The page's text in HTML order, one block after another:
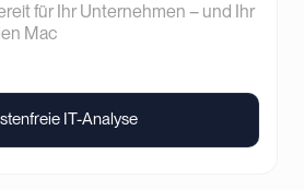
für Ihr Unternehmen – und Ihr
Mac
IT-Analyse